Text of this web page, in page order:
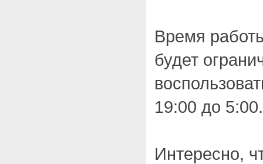
Время
будет
19:00 до 5:00.
Интересно,